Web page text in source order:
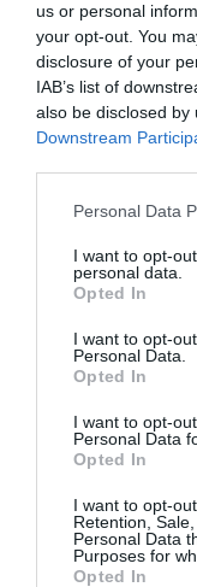
us or personal
your opt-out. You
disclosure of your
IAB’s list of
also be disclosed
Downstream
Personal Data
I want to opt-
personal data.
Opted In
I want to opt-
Personal Data.
Opted In
I want to opt-
Personal Data
Opted In
I want to opt-
Retention,
Personal Data
Purposes for
Opted In
C est bien ils
non… on n obtient